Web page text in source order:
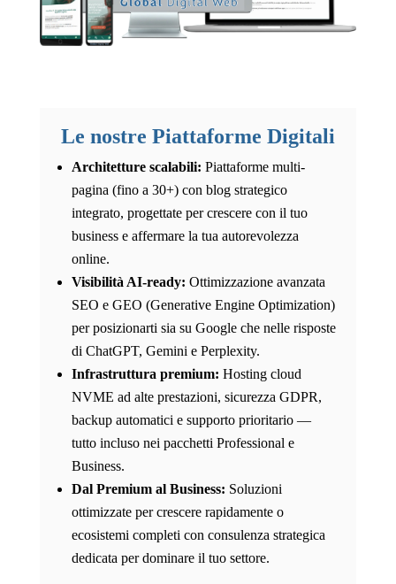
Le nostre Piattaforme Digitali
TL;DR:
Architetture scalabili: Piattaforme multi-
pagina (fino a 30+) con blog strategico
integrato, progettate per crescere con il tuo
business e affermare la tua autorevolezza
online.
Visibilità AI-ready: Ottimizzazione avanzata
SEO e GEO (Generative Engine Optimization)
per posizionarti sia su Google che nelle risposte
di ChatGPT, Gemini e Perplexity.
Infrastruttura premium: Hosting cloud
NVME ad alte prestazioni, sicurezza GDPR,
backup automatici e supporto prioritario —
tutto incluso nei pacchetti Professional e
Business.
Dal Premium al Business: Soluzioni
ottimizzate per crescere rapidamente o
ecosistemi completi con consulenza strategica
dedicata per dominare il tuo settore.